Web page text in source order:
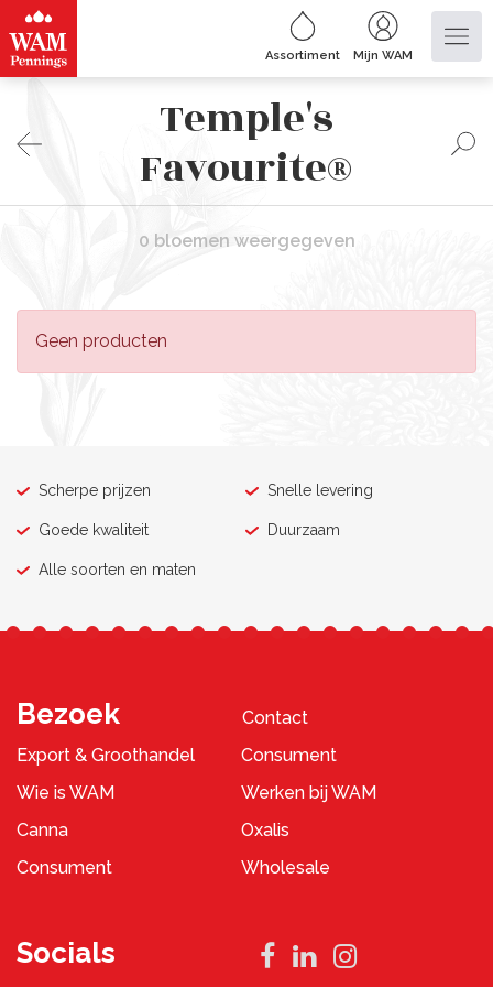
Assortiment Mijn WAM
Temple's
Favourite®
0 bloemen weergegeven
Geen producten
Scherpe prijzen Snelle levering
Goede kwaliteit Duurzaam
Alle soorten en maten
Bezoek
Contact
Export & Groothandel
Consument
Wie is WAM
Werken bij WAM
Canna
Oxalis
Consument
Wholesale
Socials